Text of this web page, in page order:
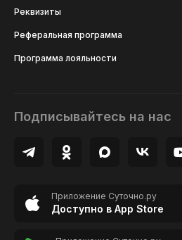
Реквизиты
Реферальная программа
Программа лояльности
Подписывайтесь на нас
Приложение Суточно.ру
Доступно в App Store